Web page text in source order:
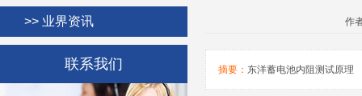
联系我们
>> 业界资讯 作
摘要： 东洋蓄电池内阻测试原理